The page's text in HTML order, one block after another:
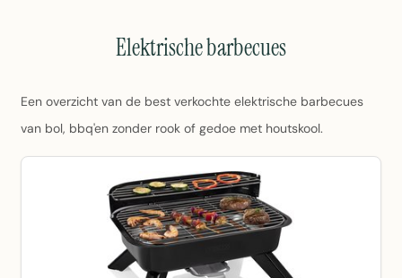
Elektrische barbecues
Een overzicht van de best verkochte elektrische barbecues
van bol, bbq'en zonder rook of gedoe met houtskool.